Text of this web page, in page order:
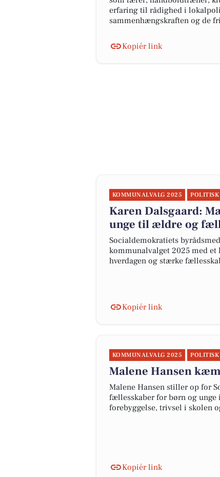
erfaring til rådighed i
sammenhængskraften og de
Kopiér link
KOMMUNALVALG 2025
Karen Dalsgaard:
unge til ældre og
Socialdemokratiets
kommunalvalget 2025 med
hverdagen og stærke
Kopiér link
KOMMUNALVALG 2025
Malene Hansen
Malene Hansen stiller op for
fællesskaber for børn og
forebyggelse, trivsel i skolen
Kopiér link